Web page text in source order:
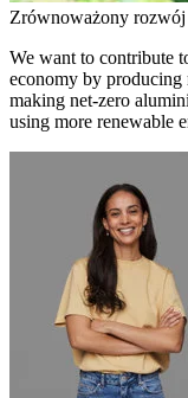
Zrównoważony rozwój
We want to contribute
economy by producing
making net-zero
using more renewable